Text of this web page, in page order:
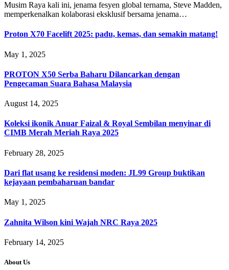
Musim Raya kali ini, jenama fesyen global ternama, Steve Madden,
memperkenalkan kolaborasi eksklusif bersama jenama…
Proton X70 Facelift 2025: padu, kemas, dan semakin matang!
May 1, 2025
PROTON X50 Serba Baharu Dilancarkan dengan
Pengecaman Suara Bahasa Malaysia
August 14, 2025
Koleksi ikonik Anuar Faizal & Royal Sembilan menyinar di
CIMB Merah Meriah Raya 2025
February 28, 2025
Dari flat usang ke residensi moden: JL99 Group buktikan
kejayaan pembaharuan bandar
May 1, 2025
Zahnita Wilson kini Wajah NRC Raya 2025
February 14, 2025
About Us